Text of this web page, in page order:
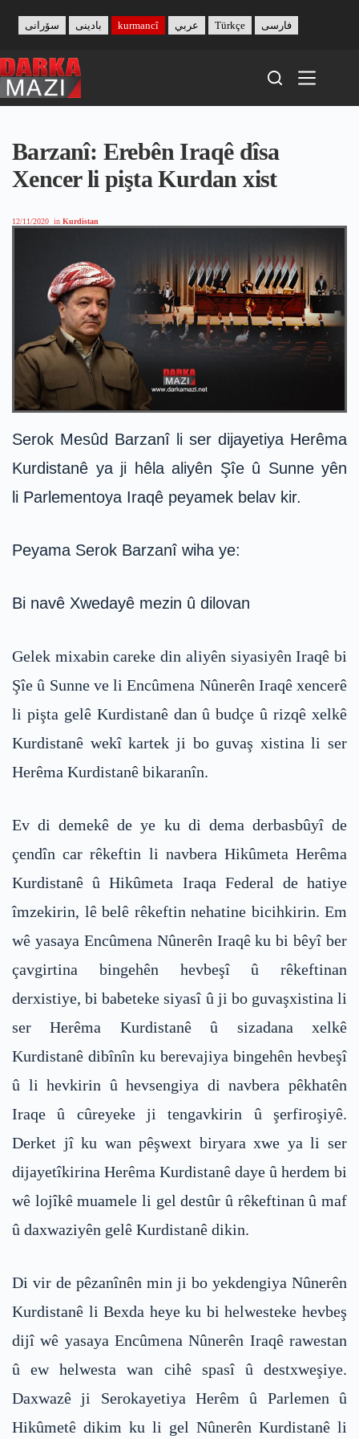
content
بادینی سۆرانی kurmancî عربي Türkçe فارسی
Barzanî: Erebên Iraqê dîsa
Xencer li pişta Kurdan xist
12/11/2020 in Kurdistan
Serok Mesûd Barzanî li ser dijayetiya Herêma
Kurdistanê ya ji hêla aliyên Şîe û Sunne yên
li Parlementoya Iraqê peyamek belav kir.
Peyama Serok Barzanî wiha ye:
Bi navê Xwedayê mezin û dilovan
Gelek mixabin careke din aliyên siyasiyên Iraqê bi
Şîe û Sunne ve li Encûmena Nûnerên Iraqê xencerê
li pişta gelê Kurdistanê dan û budçe û rizqê xelkê
Kurdistanê wekî kartek ji bo guvaş xistina li ser
Herêma Kurdistanê bikaranîn.
Ev di demekê de ye ku di dema derbasbûyî de
çendîn car rêkeftin li navbera Hikûmeta Herêma
Kurdistanê û Hikûmeta Iraqa Federal de hatiye
îmzekirin, lê belê rêkeftin nehatine bicihkirin. Em
wê yasaya Encûmena Nûnerên Iraqê ku bi bêyî ber
çavgirtina bingehên hevbeşî û rêkeftinan
derxistiye, bi babeteke siyasî û ji bo guvaşxistina li
ser Herêma Kurdistanê û sizadana xelkê
Kurdistanê dibînîn ku berevajiya bingehên hevbeşî
û li hevkirin û hevsengiya di navbera pêkhatên
Iraqe û cûreyeke ji tengavkirin û şerfiroşiyê.
Derket jî ku wan pêşwext biryara xwe ya li ser
dijayetîkirina Herêma Kurdistanê daye û herdem bi
wê lojîkê muamele li gel destûr û rêkeftinan û maf
û daxwaziyên gelê Kurdistanê dikin.
Di vir de pêzanînên min ji bo yekdengiya Nûnerên
Kurdistanê li Bexda heye ku bi helwesteke hevbeş
dijî wê yasaya Encûmena Nûnerên Iraqê rawestan
û ew helwesta wan cihê spasî û destxweşiye.
Daxwazê ji Serokayetiya Herêm û Parlemen û
Hikûmetê dikim ku li gel Nûnerên Kurdistanê li